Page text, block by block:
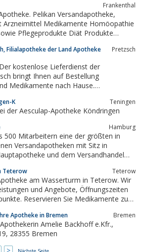
Frankenthal
Pelikan Versandapotheke,
Pflegeprodukte Diät Produkte
wie Blutzuckermessgeräte Cholesterin-
online bestellt...
Filialapotheke der Land Apotheke
Pretzsch
kostenlose Lieferdienst der
bringt Ihnen auf Bestellung
K Teningen
der Aesculap-Apotheke Köndringen
Hamburg
500 Mitarbeitern eine der größten in
Versandapotheken mit Sitz in
und dem Versandhandel
mit Partnerapotheken. Im Jahre
Eigen- und...
Teterow Teterow
am Wasserturm in Teterow. Wir
und Angebote, Öffnungszeiten
Reservieren Sie Medikamente zur
Apotheke in Bremen Bremen
Amelie Backhoff e.Kfr.,
Rockwinkeler Heerstr. 19, 28355 Bremen